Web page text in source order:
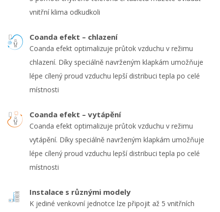
vnitřní klima odkudkoli
Coanda efekt – chlazení
Coanda efekt optimalizuje průtok vzduchu v režimu
chlazení. Díky speciálně navrženým klapkám umožňuje
lépe cílený proud vzduchu lepší distribuci tepla po celé
místnosti
Coanda efekt – vytápění
Coanda efekt optimalizuje průtok vzduchu v režimu
vytápění. Díky speciálně navrženým klapkám umožňuje
lépe cílený proud vzduchu lepší distribuci tepla po celé
místnosti
Instalace s různými modely
K jediné venkovní jednotce lze připojit až 5 vnitřních